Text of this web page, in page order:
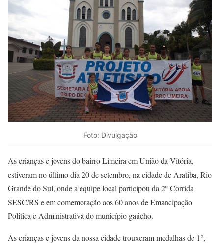
Foto: Divulgação
As crianças e jovens do bairro Limeira em União da Vitória,
estiveram no último dia 20 de setembro, na cidade de Aratiba, Rio
Grande do Sul, onde a equipe local participou da 2° Corrida
SESC/RS e em comemoração aos 60 anos de Emancipação
Politica e Administrativa do município gaúcho.
As crianças e jovens da nossa cidade trouxeram medalhas de 1°,